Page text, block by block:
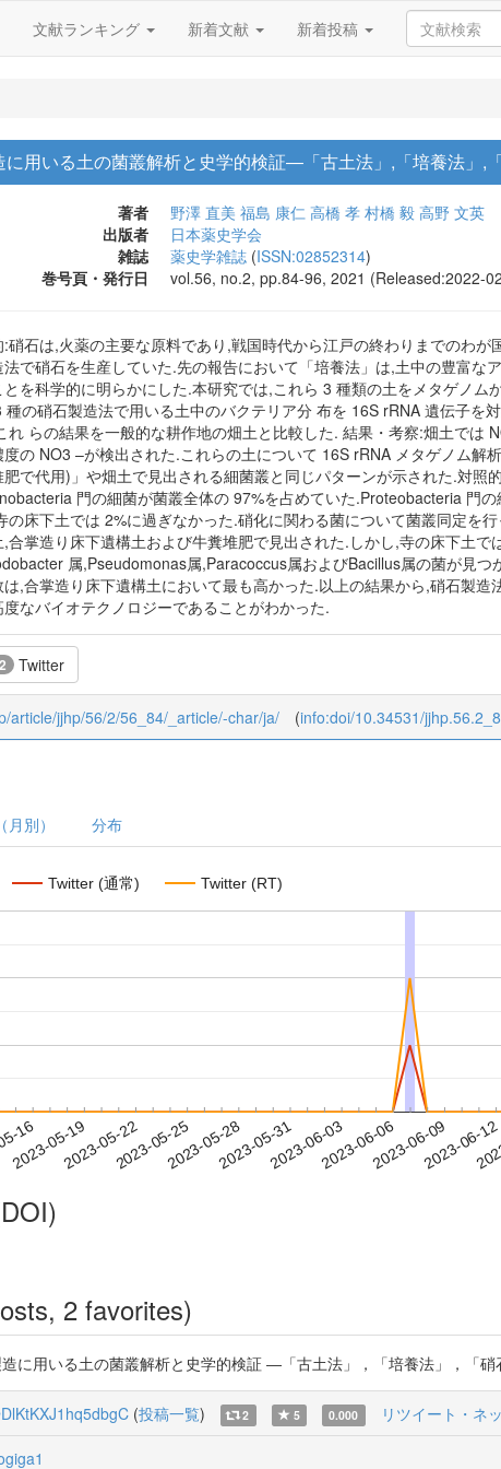
文献ランキング 新着文献 新着投稿
に用いる土の菌叢解析と史学的検証―「古土法」,「培養法」,
著者 野澤 直美 福島 康仁 高橋 孝 村橋 毅 高野 文英
出版者
日本薬史学会
雑誌
薬史学雑誌 (ISSN:02852314)
巻号頁・発行日
vol.56, no.2, pp.84-96, 2021 (Released:2022-
:硝石は,火薬の主要な原料であり,戦国時代から江戸の終わりまでのわ
法で硝石を生産していた.先の報告において「培養法」は,土中の豊富
とを科学的に明らかにした.本研究では,これら 3 種類の土をメタゲノ
種の硝石製造法で用いる土中のバクテリア分 布を 16S rRNA 遺伝子
れ らの結果を一般的な耕作地の畑土と比較した. 結果・考察:畑土で
度の NO3 –が検出された.これらの土について 16S rRNA メタゲノム
肥で代用)」や畑土で見出される細菌叢と同じパターンが示された.対照
門の細菌が菌叢全体の 97%を占めていた.Proteobacteria 門
の床下土では 2%に過ぎなかった.硝化に関わる菌について菌叢同定
,合掌造り床下遺構土および牛糞堆肥で見出された.しかし,寺の床下土
属,Pseudomonas属,Paracoccus属およびBacillus属の菌が見
は,合掌造り床下遺構土において最も高かった.以上の結果から,硝石製
度なバイオテクノロジーであることがわかった.
Twitter
article/jjhp/56/2/56_84/_article/-char/ja/ (info:doi/10.34531/
別） 分布
Twitter (通常) Twitter (RT)
16
2023-05-192023-05-222023-05-252023-05-282023-05-312023-06-032023-06-062023-06-092023-06-12
2 favorites)
に用いる土の菌叢解析と史学的検証 ―「古土法」，「培養法」，「
(投稿一覧) 2 5 0.000 リツイート・ネ